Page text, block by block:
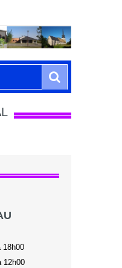
18h00
12h00